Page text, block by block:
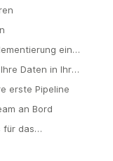
eines
Daten in Ihr
erste Pipeline
an Bord
für das